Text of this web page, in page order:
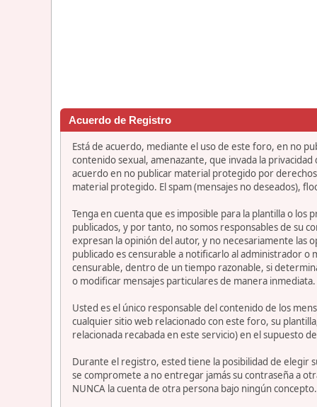
Acuerdo de Registro
Está de acuerdo, mediante el uso de este foro, en no
contenido sexual, amenazante, que invada la
acuerdo en no publicar material protegido por
material protegido. El spam (mensajes no deseados),
Tenga en cuenta que es imposible para la plantilla o
publicados, y por tanto, no somos responsables de su
expresan la opinión del autor, y no necesariamente las
publicado es censurable a notificarlo al administrador
censurable, dentro de un tiempo razonable, si
o modificar mensajes particulares de manera
Usted es el único responsable del contenido de los
cualquier sitio web relacionado con este foro, su
relacionada recabada en este servicio) en el supuesto
Durante el registro, ested tiene la posibilidad de elegir
se compromete a no entregar jamás su contraseña a
NUNCA la cuenta de otra persona bajo ningún